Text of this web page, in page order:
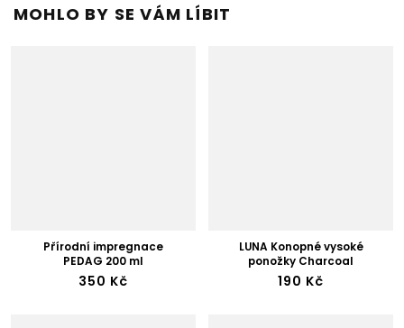
MOHLO BY SE VÁM LÍBIT
Přírodní impregnace
PEDAG 200 ml
350 Kč
LUNA Konopné vysoké
ponožky Charcoal
190 Kč